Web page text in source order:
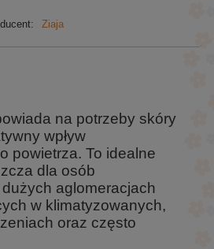
Ziaja
na potrzeby skóry
wpływ
powietrza. To idealne
dla osób
aglomeracjach
w klimatyzowanych,
oraz często